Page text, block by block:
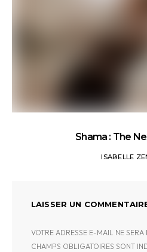
Shama : The
ISABELLE
LAISSER UN
VOTRE ADRESSE E-MAIL NE SERA
CHAMPS OBLIGATOIRES SONT